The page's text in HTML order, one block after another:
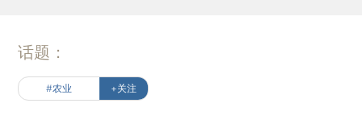
话题：
#农业 +关注